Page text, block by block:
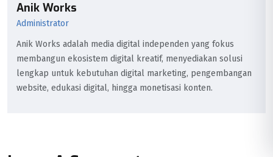
Anik Works
Administrator
Anik Works adalah media digital independen yang fokus
membangun ekosistem digital kreatif, menyediakan solusi
lengkap untuk kebutuhan digital marketing, pengembangan
website, edukasi digital, hingga monetisasi konten.